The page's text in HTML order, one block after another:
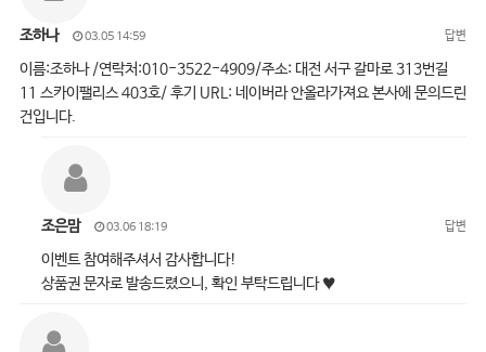
조하나 03.05 14:59 답변
이름:조하나 /연락처:010-3522-4909/주소: 대전 서구 갈마로 313번길
11 스카이팰리스 403호/ 후기 URL: 네이버라 안올라가져요 본사에 문의드린
건입니다.
조은맘 03.06 18:19 답변
이벤트 참여해주셔서 감사합니다!
상품권 문자로 발송드렸으니, 확인 부탁드립니다 ♥